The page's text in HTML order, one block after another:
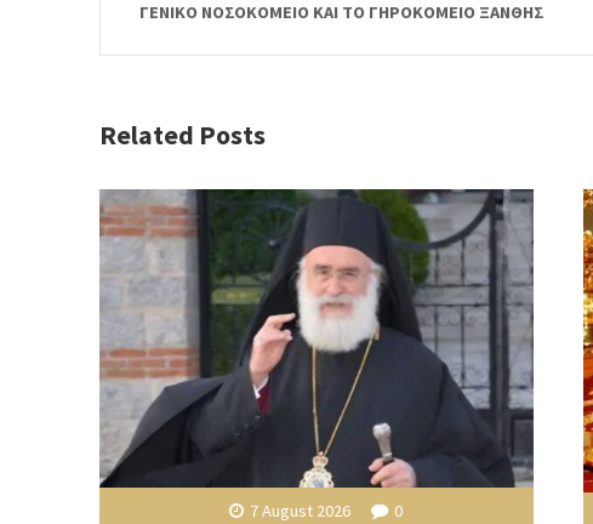
ΓΕΝΙΚΟ ΝΟΣΟΚΟΜΕΙΟ ΚΑΙ ΤΟ ΓΗΡΟΚΟΜΕΙΟ ΞΑΝΘΗΣ
Related Posts
7 August 2026 0